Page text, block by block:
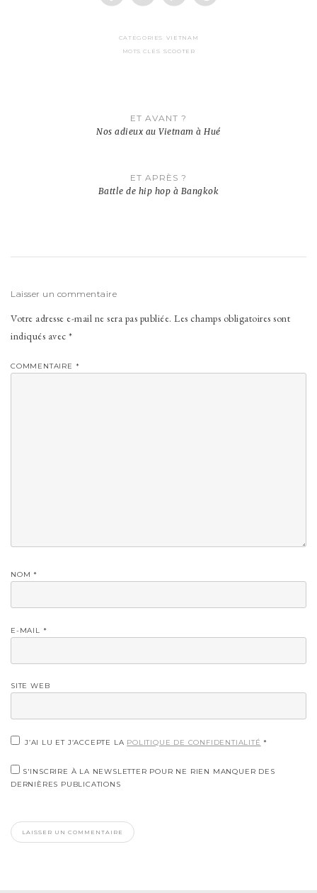
CATÉGORIES VIETNAM
MOTS CLÉS SCOOTER
ET AVANT ?
Nos adieux au Vietnam à Hué
ET APRÈS ?
Battle de hip hop à Bangkok
Laisser un commentaire
Votre adresse e-mail ne sera pas publiée. Les champs obligatoires sont
indiqués avec *
COMMENTAIRE *
NOM *
E-MAIL *
SITE WEB
J’AI LU ET J’ACCEPTE LA POLITIQUE DE CONFIDENTIALITÉ *
S'INSCRIRE À LA NEWSLETTER POUR NE RIEN MANQUER DES
DERNIÈRES PUBLICATIONS